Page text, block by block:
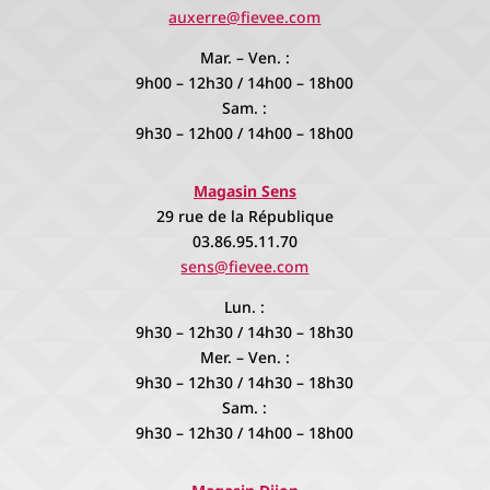
auxerre@fievee.com
Mar. – Ven. :
9h00 – 12h30 / 14h00 – 18h00
Sam. :
9h30 – 12h00 / 14h00 – 18h00
Magasin Sens
29 rue de la République
03.86.95.11.70
sens@fievee.com
Lun. :
9h30 – 12h30 / 14h30 – 18h30
Mer. – Ven. :
9h30 – 12h30 / 14h30 – 18h30
Sam. :
9h30 – 12h30 / 14h00 – 18h00